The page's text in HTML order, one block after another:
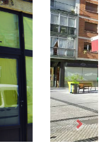
Next